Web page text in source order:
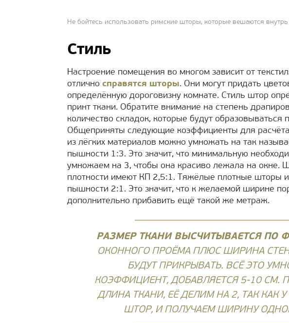
Не бойтесь использовать римские шторы, которые вешаются внутрь
Стиль
Настроение помещения во многом зависит от
отлично справятся шторы. Они могут придать
определённую дороговизну комнате. Стиль штор
принт ткани. Обратите внимание на степень
количество складок, которые будут образовываться
Общеприняты следующие коэффициенты для
из лёгких материалов можно умножать на так
пышности 1:3. Это значит, что минимальную
умножаем на 3, чтобы она красиво лежала на окне.
плотности имеют КП 2,5:1. Тяжёлые плотные шторы
пышности 2:1. Это значит, что к желаемой ширине
дополнительно прибавить ещё такой же метраж.
РАЗМЕР ТКАНИ ВЫСЧИТЫВАЕТСЯ ПО
ОКОННОГО ПРОЁМА ПЛЮС ШИРИНА
БУДУТ ПРИКРЫВАТЬ. ВСЁ ЭТО
КОЭФФИЦИЕНТ, ДОБАВЛЯЕТСЯ 5-10 СМ.
ДЛИНА ТКАНИ, ЕЁ ДЕЛИМ НА 2, ТАК КАК
ШТОР, И ПОЛУЧАЕМ ШИРИНУ